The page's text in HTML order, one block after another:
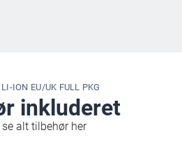
ION EU/UK FULL PKG
inkluderet
se alt tilbehør her